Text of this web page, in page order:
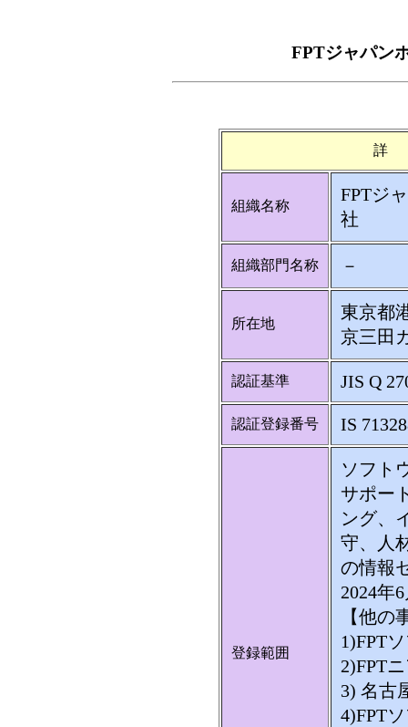
FPTジャパン
詳
組織名称
FPTジ
社
組織部門名称 －
所在地
東京都
京三田
認証基準 JIS Q
認証登録番号 IS
登録範囲
ソフト
サポー
ング、
守、人
の情報
2024年
【他の
1)FPT
2)FPT
3) 名古
4)FPT